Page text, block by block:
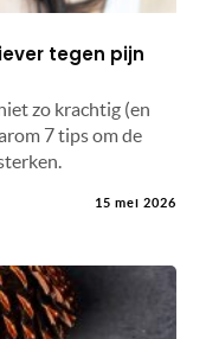
tegen pijn
zo krachtig (en
7 tips om de
15 mei 2026